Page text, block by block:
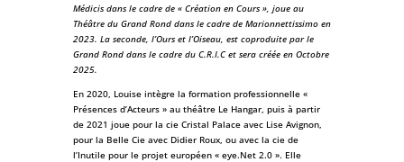
Médicis dans le cadre de « Création en Cours », joue au
Théâtre du Grand Rond dans le cadre de Marionnettissimo en
2023. La seconde, l’Ours et l’Oiseau, est coproduite par le
Grand Rond dans le cadre du C.R.I.C et sera créée en Octobre
2025.
En 2020, Louise intègre la formation professionnelle «
Présences d’Acteurs » au théâtre Le Hangar, puis à partir
de 2021 joue pour la cie Cristal Palace avec Lise Avignon,
pour la Belle Cie avec Didier Roux, ou avec la cie de
l’Inutile pour le projet européen « eye.Net 2.0 ». Elle